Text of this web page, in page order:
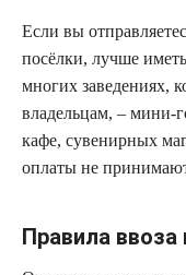
Если вы
посёлки, лучше
многих заведениях,
владельцам, – мини-
кафе, сувенирных
оплаты не
Правила